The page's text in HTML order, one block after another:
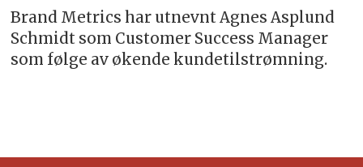
Brand Metrics har utnevnt Agnes Asplund
Schmidt som Customer Success Manager
som følge av økende kundetilstrømning.